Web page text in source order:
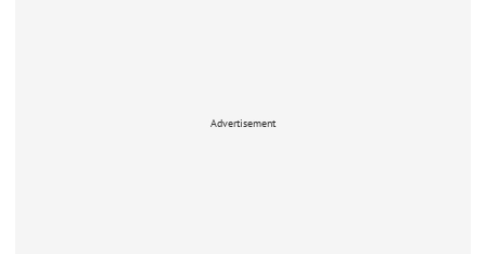
Advertisement